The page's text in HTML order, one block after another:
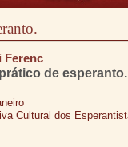
Ferenc
de esperanto.
Cultural dos